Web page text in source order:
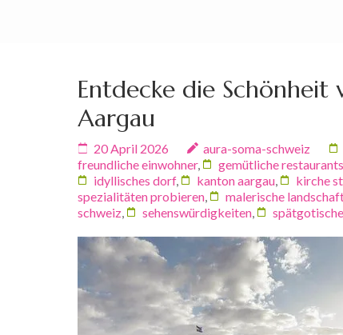
Entdecke die Schönheit
Aargau
20 April 2026 aura-soma-schweiz
freundliche einwohner, gemütliche
idyllisches dorf, kanton aargau kirche
spezialitäten probieren
malerische
schweiz
sehenswürdigkeiten